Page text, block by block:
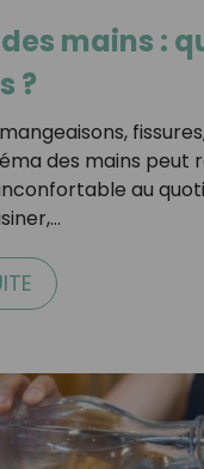
mains :
?
des mains peut
au